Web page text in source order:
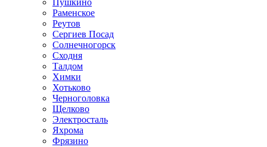
Пушкино
Раменское
Реутов
Сергиев Посад
Солнечногорск
Сходня
Талдом
Химки
Хотьково
Черноголовка
Щелково
Электросталь
Яхрома
Фрязино